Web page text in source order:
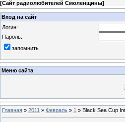
[Сайт радиолюбителей Смоленщины]
Вход на сайт
Логин:
Пароль:
запомнить
Меню сайта
Главная » 2011 » Февраль » 1 » Black Sea Cup